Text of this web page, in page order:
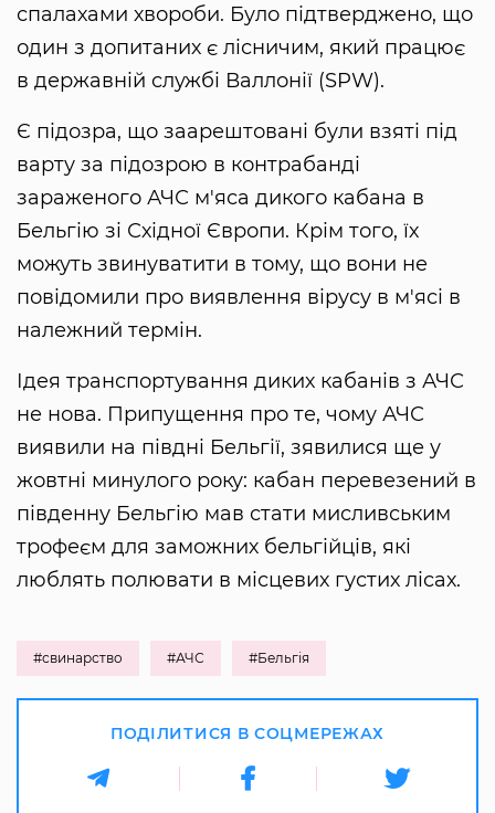
спалахами хвороби. Було підтверджено, що
один з допитаних є лісничим, який працює
в державній службі Валлонії (SPW).
Є підозра, що заарештовані були взяті під
варту за підозрою в контрабанді
зараженого АЧС м'яса дикого кабана в
Бельгію зі Східної Європи. Крім того, їх
можуть звинуватити в тому, що вони не
повідомили про виявлення вірусу в м'ясі в
належний термін.
Ідея транспортування диких кабанів з АЧС
не нова. Припущення про те, чому АЧС
виявили на півдні Бельгії, зявилися ще у
жовтні минулого року: кабан перевезений в
південну Бельгію мав стати мисливським
трофеєм для заможних бельгійців, які
люблять полювати в місцевих густих лісах.
#свинарство #АЧС #Бельгія
ПОДІЛИТИСЯ В СОЦМЕРЕЖАХ